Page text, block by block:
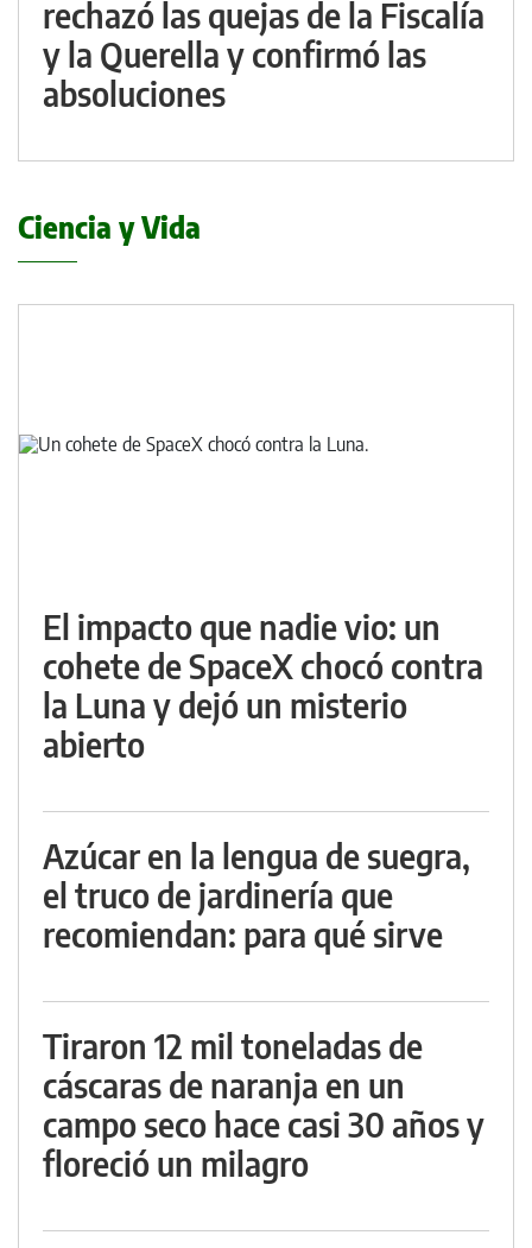
rechazó las quejas de la Fiscalía
y la Querella y confirmó las
absoluciones
Ciencia y Vida
El impacto que nadie vio: un
cohete de SpaceX chocó contra
la Luna y dejó un misterio
abierto
Azúcar en la lengua de suegra,
el truco de jardinería que
recomiendan: para qué sirve
Tiraron 12 mil toneladas de
cáscaras de naranja en un
campo seco hace casi 30 años y
floreció un milagro